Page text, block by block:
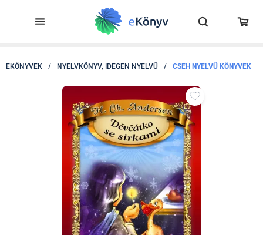
EKÖNYVEK / NYELVKÖNYV, IDEGEN NYELVŰ / CSEH NYELVŰ KÖNYVEK